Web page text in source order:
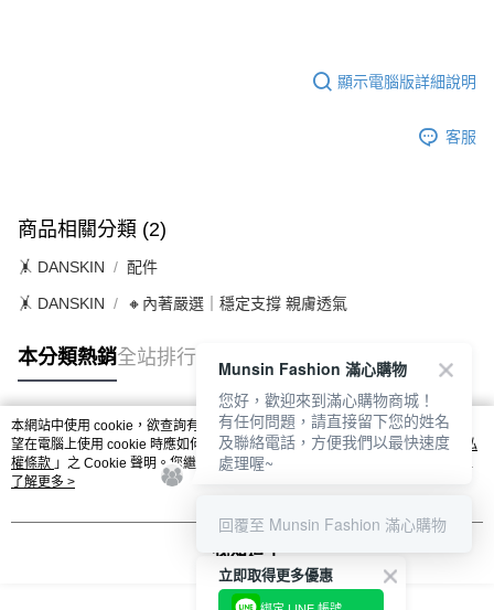
顯示電腦版詳細說明
客服
商品相關分類 (2)
🤸 DANSKIN 配件
🤸 DANSKIN 🔸內著嚴選｜穩定支撐 親膚透氣
本分類熱銷全站排行
熱門標籤
本網站中使用 cookie，欲查詢有關本網站使用 cookie 方式之詳情，及若您不希
望在電腦上使用 cookie 時應如何變更電腦的 cookie 設定，請參閱本網站「
隱私
權條款 」之 Cookie 聲明。您繼續使用本網站即表示您同意本公司得按本網站使
用條款之 Cookie 聲明使用 cookie。
了解更多 >
我知道了
立即取得更多優惠
Munsin Fashion 滿心購物
您好，歡迎來到滿心購物商城！
有任何問題，請直接留下您的姓名
及聯絡電話，方便我們以最快速度
處理喔~
回覆至 Munsin Fashion 滿心購物